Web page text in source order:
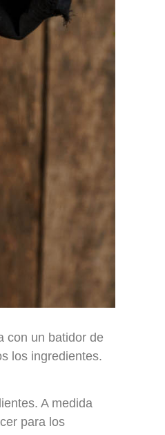
con un batidor de
los ingredientes.
A medida
para los